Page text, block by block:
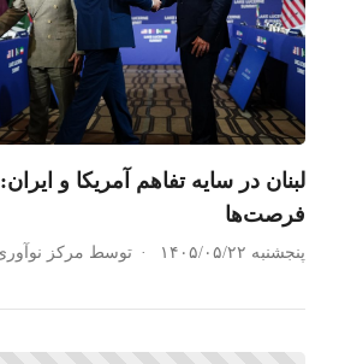
لبنان در سایه تفاهم آمریکا و
فرصت‌ها
پنجشنبه ۱۴۰۵/۰۵/۲۲ توسط مرکز